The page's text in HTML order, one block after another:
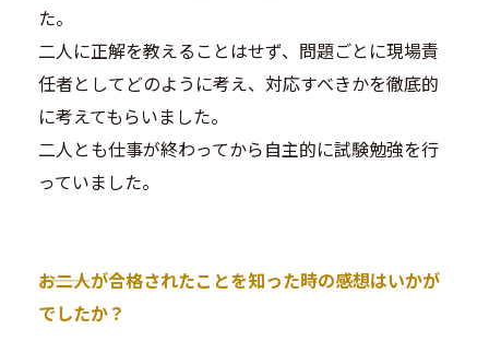
た。
二人に正解を教えることはせず、問題ごとに現場責
任者としてどのように考え、対応すべきかを徹底的
に考えてもらいました。
二人とも仕事が終わってから自主的に試験勉強を行
っていました。
―――お二人が合格されたことを知った時の感想はいかが
でしたか？